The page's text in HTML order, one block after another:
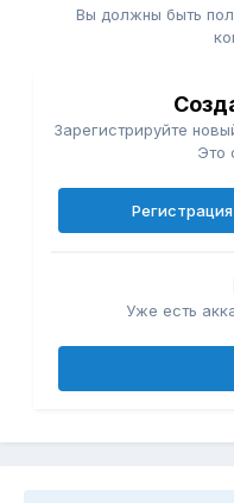
Потенциальный
обеспечит приток
В качестве
(27 трлн вон). В
теоретически
Снятие запрета
национального
время оставался
блокчейн-
Вы должны быть
Зарегистрируйте
Это
Уже есть